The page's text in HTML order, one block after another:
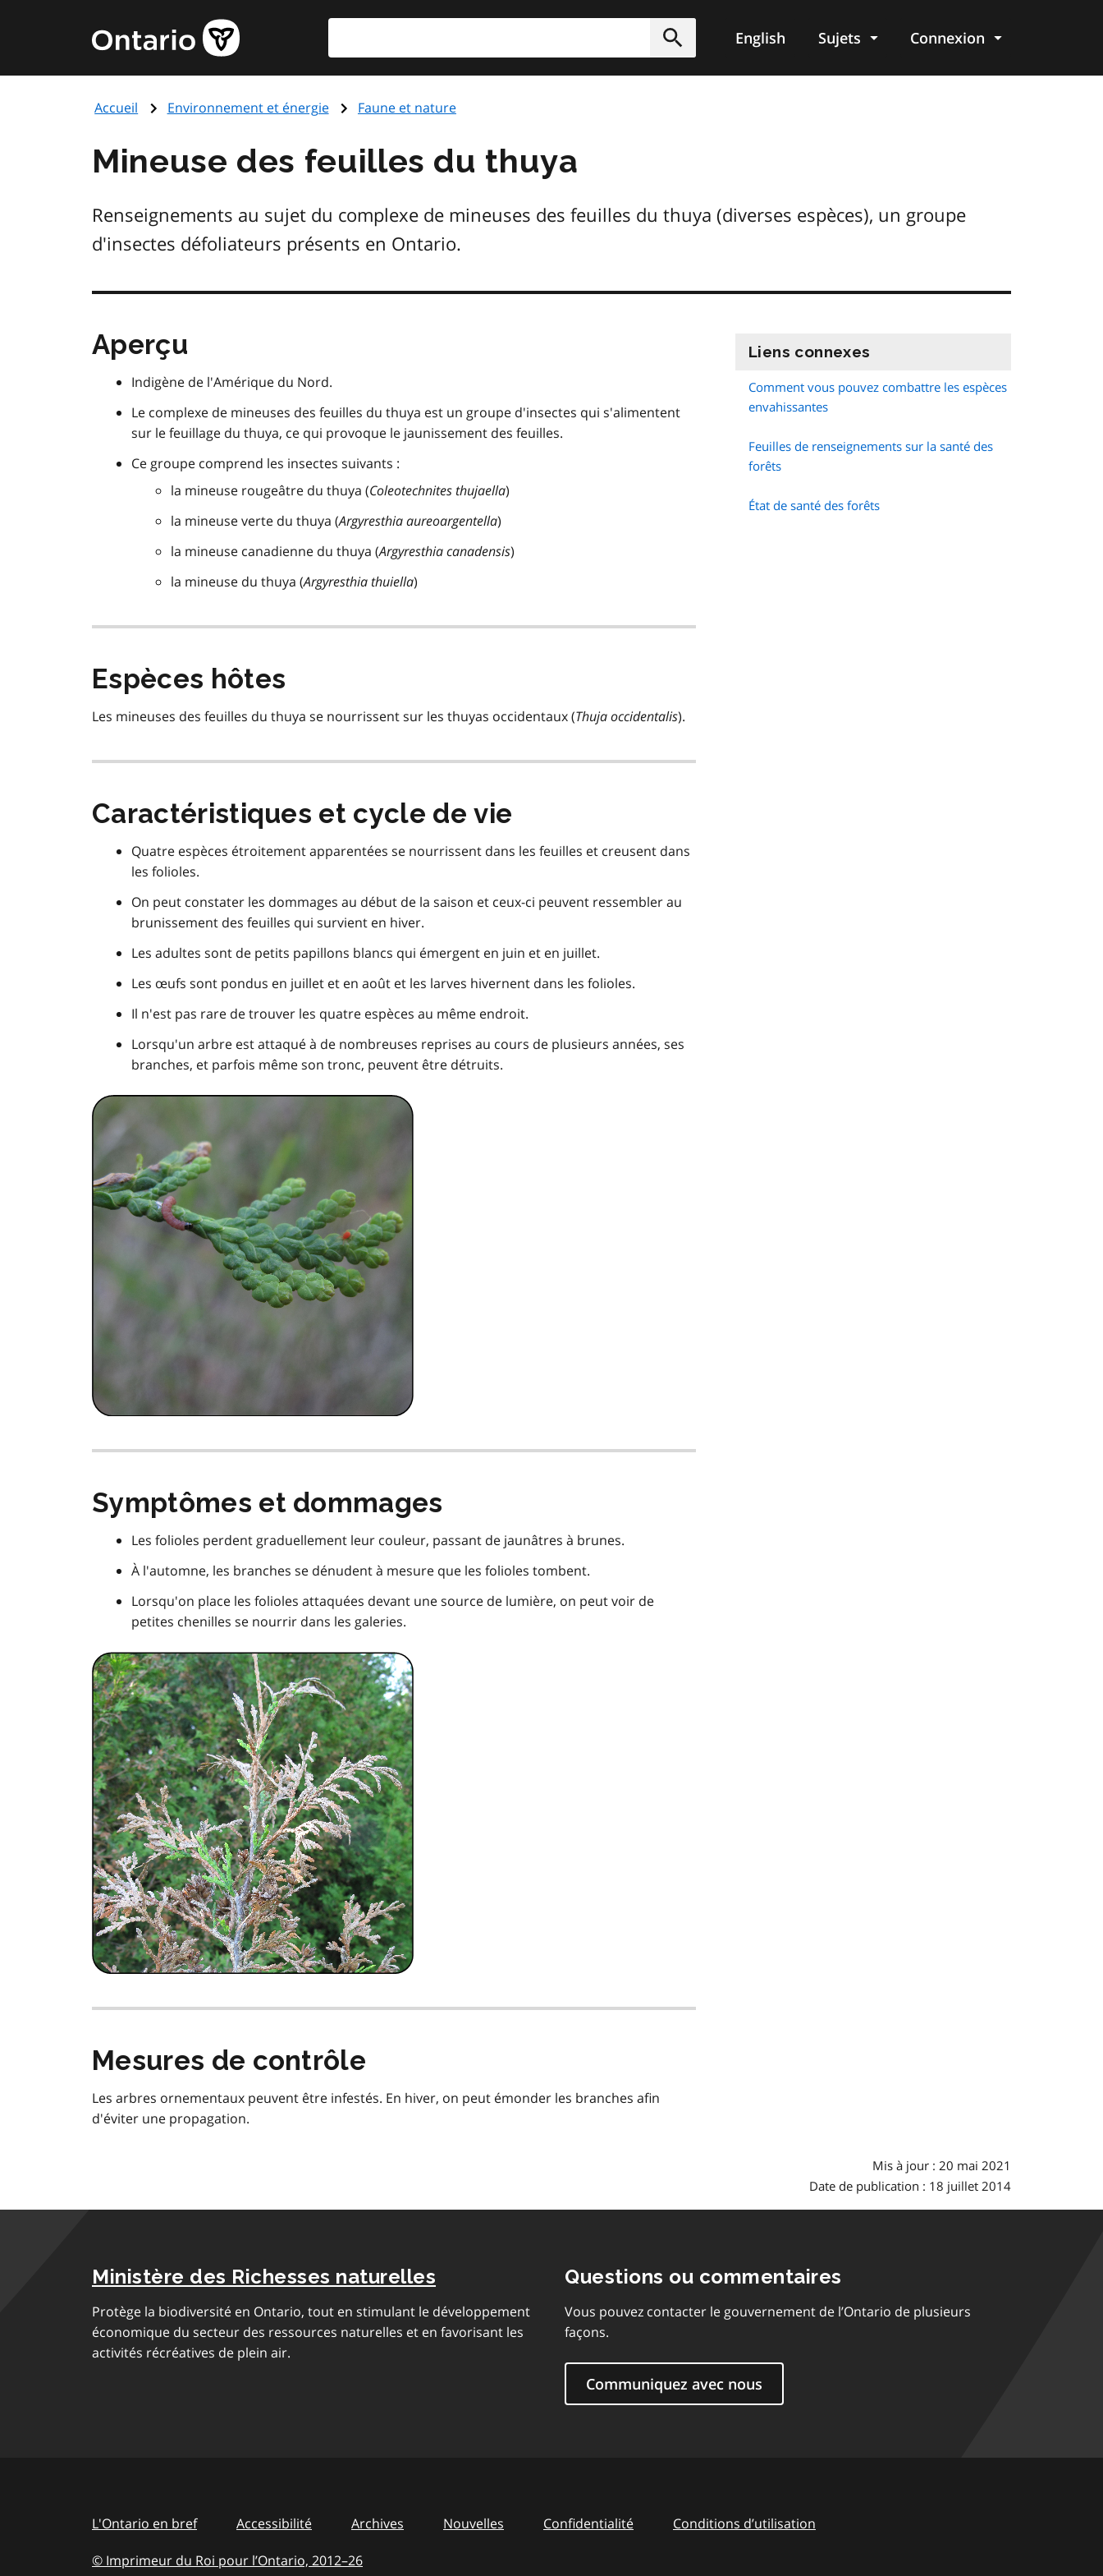
principal
Page
d'accueil
de
Soumettre
English Sujets Connexion
Accueil Environnement et énergie Faune et nature
Mineuse des feuilles du thuya
Renseignements au sujet du complexe de mineuses des feuilles du thuya (diverses espèces), un groupe
d'insectes défoliateurs présents en Ontario.
Aperçu
Indigène de l'Amérique du Nord.
Le complexe de mineuses des feuilles du thuya est un groupe d'insectes qui s'alimentent
sur le feuillage du thuya, ce qui provoque le jaunissement des feuilles.
Ce groupe comprend les insectes suivants :
la mineuse rougeâtre du thuya (Coleotechnites thujaella)
la mineuse verte du thuya (Argyresthia aureoargentella)
la mineuse canadienne du thuya (Argyresthia canadensis)
la mineuse du thuya (Argyresthia thuiella)
Espèces hôtes
Les mineuses des feuilles du thuya se nourrissent sur les thuyas occidentaux (Thuja occidentalis).
Caractéristiques et cycle de vie
Quatre espèces étroitement apparentées se nourrissent dans les feuilles et creusent dans
les folioles.
On peut constater les dommages au début de la saison et ceux-ci peuvent ressembler au
brunissement des feuilles qui survient en hiver.
Les adultes sont de petits papillons blancs qui émergent en juin et en juillet.
Les œufs sont pondus en juillet et en août et les larves hivernent dans les folioles.
Il n'est pas rare de trouver les quatre espèces au même endroit.
Lorsqu'un arbre est attaqué à de nombreuses reprises au cours de plusieurs années, ses
branches, et parfois même son tronc, peuvent être détruits.
Symptômes et dommages
Les folioles perdent graduellement leur couleur, passant de jaunâtres à brunes.
À l'automne, les branches se dénudent à mesure que les folioles tombent.
Lorsqu'on place les folioles attaquées devant une source de lumière, on peut voir de
petites chenilles se nourrir dans les galeries.
Mesures de contrôle
Les arbres ornementaux peuvent être infestés. En hiver, on peut émonder les branches afin
d'éviter une propagation.
Liens connexes
Comment vous pouvez combattre les espèces
envahissantes
Feuilles de renseignements sur la santé des
forêts
État de santé des forêts
Mis à jour : 20 mai 2021
Date de publication : 18 juillet 2014
Ministère des Richesses naturelles
Protège la biodiversité en Ontario, tout en stimulant le développement
économique du secteur des ressources naturelles et en favorisant les
activités récréatives de plein air.
Questions ou commentaires
Vous pouvez contacter le gouvernement de l’Ontario de plusieurs
façons.
Communiquez avec nous
L'Ontario en bref Accessibilité Archives Nouvelles Confidentialité Conditions d’utilisation
© Imprimeur du Roi pour l’Ontario, 2012–to
26